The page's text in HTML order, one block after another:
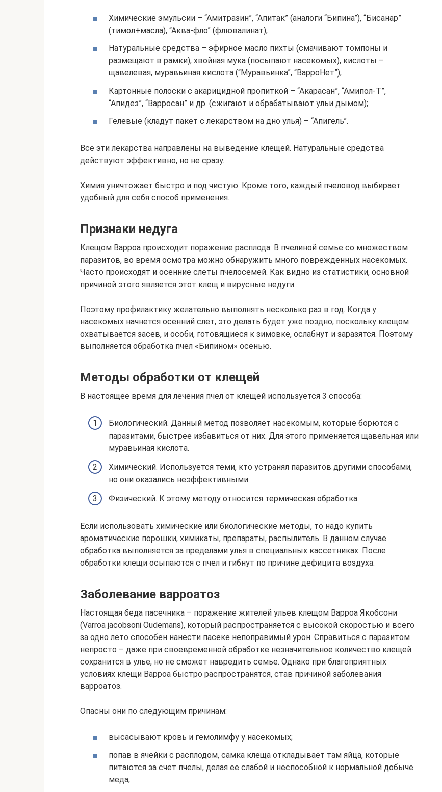
Химические эмульсии – “Амитразин”, “Апитак” (аналоги “Бипина”), “Бисанар”
(тимол+масла), “Аква-фло” (флювалинат);
Натуральные средства – эфирное масло пихты (смачивают томпоны и
размещают в рамки), хвойная мука (посыпают насекомых), кислоты –
щавелевая, муравьиная кислота (“Муравьинка”, “ВарроНет”);
Картонные полоски с акарицидной пропиткой – “Акарасан”, “Амипол-Т”,
“Апидез”, “Варросан” и др. (сжигают и обрабатывают ульи дымом);
Гелевые (кладут пакет с лекарством на дно улья) – “Апигель”.
Все эти лекарства направлены на выведение клещей. Натуральные средства
действуют эффективно, но не сразу.
Химия уничтожает быстро и под чистую. Кроме того, каждый пчеловод выбирает
удобный для себя способ применения.
Признаки недуга
Клещом Варроа происходит поражение расплода. В пчелиной семье со множеством
паразитов, во время осмотра можно обнаружить много поврежденных насекомых.
Часто происходят и осенние слеты пчелосемей. Как видно из статистики, основной
причиной этого является этот клещ и вирусные недуги.
Поэтому профилактику желательно выполнять несколько раз в год. Когда у
насекомых начнется осенний слет, это делать будет уже поздно, поскольку клещом
охватывается засев, и особи, готовящиеся к зимовке, ослабнут и заразятся. Поэтому
выполняется обработка пчел «Бипином» осенью.
Методы обработки от клещей
В настоящее время для лечения пчел от клещей используется 3 способа:
Биологический. Данный метод позволяет насекомым, которые борются с
паразитами, быстрее избавиться от них. Для этого применяется щавельная или
муравьиная кислота.
Химический. Используется теми, кто устранял паразитов другими способами,
но они оказались неэффективными.
Физический. К этому методу относится термическая обработка.
Если использовать химические или биологические методы, то надо купить
ароматические порошки, химикаты, препараты, распылитель. В данном случае
обработка выполняется за пределами улья в специальных кассетниках. После
обработки клещи осыпаются с пчел и гибнут по причине дефицита воздуха.
Заболевание варроатоз
Настоящая беда пасечника – поражение жителей ульев клещом Варроа Якобсони
(Varroa jacobsoni Oudemans), который распространяется с высокой скоростью и всего
за одно лето способен нанести пасеке непоправимый урон. Справиться с паразитом
непросто – даже при своевременной обработке незначительное количество клещей
сохранится в улье, но не сможет навредить семье. Однако при благоприятных
условиях клещи Варроа быстро распространятся, став причиной заболевания
варроатоз.
Опасны они по следующим причинам:
высасывают кровь и гемолимфу у насекомых;
попав в ячейки с расплодом, самка клеща откладывает там яйца, которые
питаются за счет пчелы, делая ее слабой и неспособной к нормальной добыче
меда;